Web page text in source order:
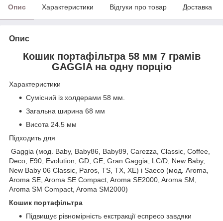
Опис Характеристики Відгуки про товар Доставка
Опис
Кошик портафільтра 58 мм 7 грамів
GAGGIA на одну порцію
Характеристики
Сумісний із холдерами 58 мм.
Загальна ширина 68 мм
Висота 24.5 мм
Підходить для
Gaggia (мод. Baby, Baby86, Baby89, Carezza, Classic, Coffee,
Deco, E90, Evolution, GD, GE, Gran Gaggia, LC/D, New Baby,
New Baby 06 Classic, Paros, TS, TX, XE) і Saeco (мод. Aroma,
Aroma SE, Aroma SE Compact, Aroma SE2000, Aroma SM,
Aroma SM Compact, Aroma SM2000)
Кошик портафільтра
Підвищує рівномірність екстракції еспресо завдяки